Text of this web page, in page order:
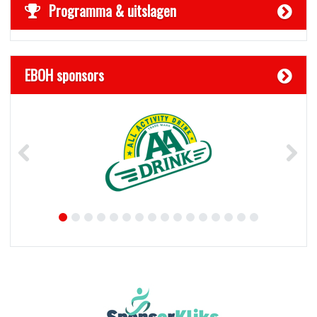
Programma & uitslagen
EBOH sponsors